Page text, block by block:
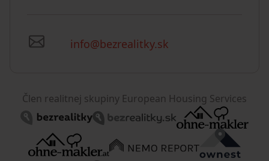
info@bezrealitky.sk
Člen realitnej skupiny European Housing Services